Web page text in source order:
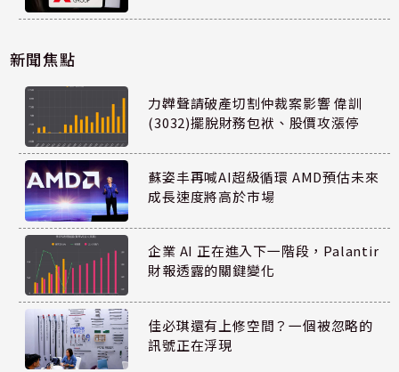
新聞焦點
力韡聲請破產切割仲裁案影響 偉訓
(3032)擺脫財務包袱、股價攻漲停
蘇姿丰再喊AI超級循環 AMD預估未來
成長速度將高於市場
企業 AI 正在進入下一階段，Palantir
財報透露的關鍵變化
佳必琪還有上修空間？一個被忽略的
訊號正在浮現